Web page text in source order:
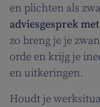
en plichten als
adviesgesprek
zo breng je je
orde en krijg je
en uitkeringen.
Houdt je